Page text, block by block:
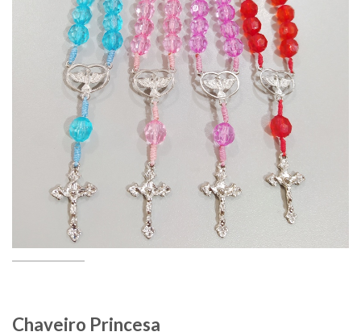
Chaveiro Princesa